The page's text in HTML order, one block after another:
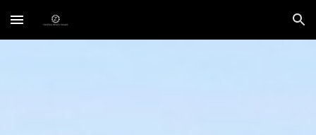
Skip to main content Skip to navigation